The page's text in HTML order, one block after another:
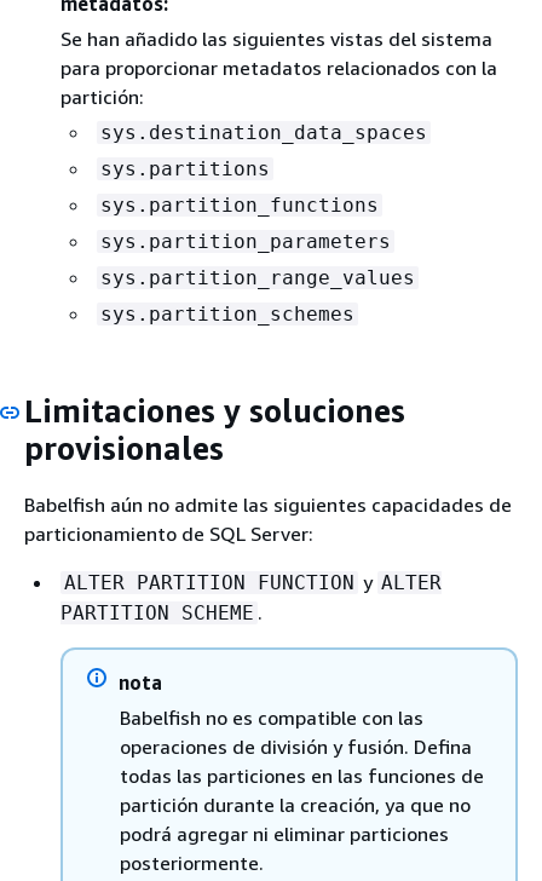
Se han añadido las siguientes vistas del sistema
para proporcionar metadatos relacionados con la
partición:
sys.destination_data_spaces
sys.partitions
sys.partition_functions
sys.partition_parameters
sys.partition_range_values
sys.partition_schemes
Limitaciones y soluciones
provisionales
Babelfish aún no admite las siguientes capacidades de
particionamiento de SQL Server:
ALTER PARTITION FUNCTION y ALTER
PARTITION SCHEME .
nota
Babelfish no es compatible con las
operaciones de división y fusión. Defina
todas las particiones en las funciones de
partición durante la creación, ya que no
podrá agregar ni eliminar particiones
posteriormente.